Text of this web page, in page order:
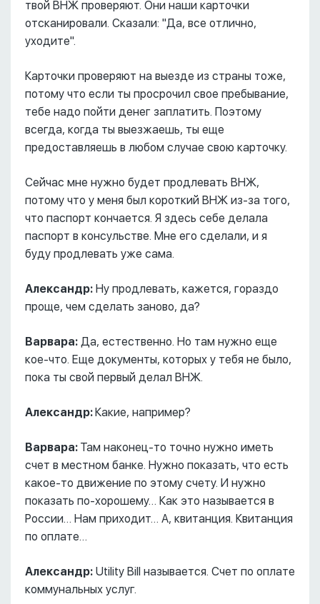
твой ВНЖ проверяют. Они наши карточки
отсканировали. Сказали: "Да, все отлично,
уходите".
Карточки проверяют на выезде из страны тоже,
потому что если ты просрочил свое пребывание,
тебе надо пойти денег заплатить. Поэтому
всегда, когда ты выезжаешь, ты еще
предоставляешь в любом случае свою карточку.
Сейчас мне нужно будет продлевать ВНЖ,
потому что у меня был короткий ВНЖ из-за того,
что паспорт кончается. Я здесь себе делала
паспорт в консульстве. Мне его сделали, и я
буду продлевать уже сама.
Александр: Ну продлевать, кажется, гораздо
проще, чем сделать заново, да?
Варвара: Да, естественно. Но там нужно еще
кое-что. Еще документы, которых у тебя не было,
пока ты свой первый делал ВНЖ.
Александр:Какие, например?
Варвара: Там наконец-то точно нужно иметь
счет в местном банке. Нужно показать, что есть
какое-то движение по этому счету. И нужно
показать по-хорошему… Как это называется в
России… Нам приходит… А, квитанция. Квитанция
по оплате…
Александр: Utility Bill называется. Счет по оплате
коммунальных услуг.